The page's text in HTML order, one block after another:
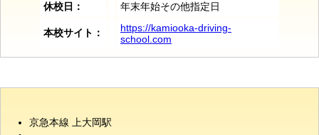
休校日：
年末年始その他指定日
本校サイト：
https://kamiooka-driving-
school.com
京急本線 上大岡駅